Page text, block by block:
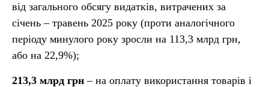
від загального обсягу видатків, витрачених за
січень – травень 2025 року (проти аналогічного
періоду минулого року зросли на 113,3 млрд грн,
або на 22,9%);
213,3 млрд грн – на оплату використання товарів і